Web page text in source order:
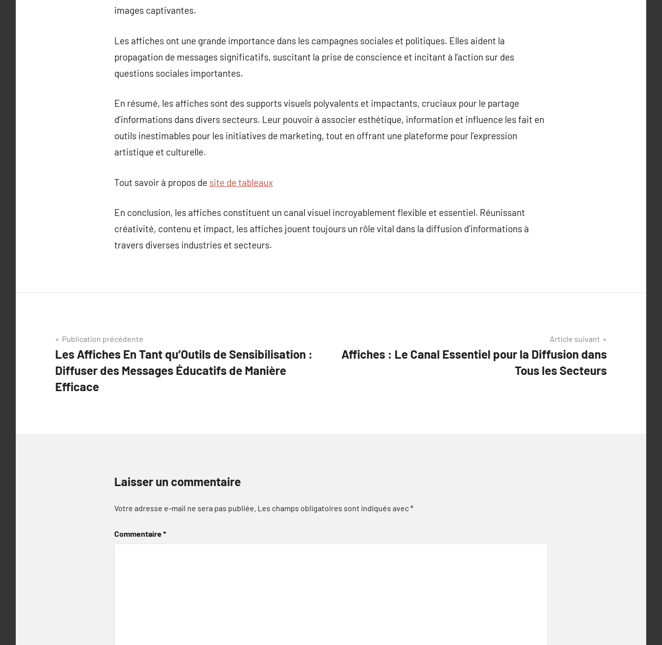
images captivantes.
Les affiches ont une grande importance dans les campagnes sociales et politiques. Elles aident la
propagation de messages significatifs, suscitant la prise de conscience et incitant à l’action sur des
questions sociales importantes.
En résumé, les affiches sont des supports visuels polyvalents et impactants, cruciaux pour le partage
d’informations dans divers secteurs. Leur pouvoir à associer esthétique, information et influence les fait en
outils inestimables pour les initiatives de marketing, tout en offrant une plateforme pour l’expression
artistique et culturelle.
Tout savoir à propos de site de tableaux
En conclusion, les affiches constituent un canal visuel incroyablement flexible et essentiel. Réunissant
créativité, contenu et impact, les affiches jouent toujours un rôle vital dans la diffusion d’informations à
travers diverses industries et secteurs.
Navigation
de
l’article
Publication précédente
Les Affiches En Tant qu’Outils de Sensibilisation :
Diffuser des Messages Éducatifs de Manière
Efficace
Article suivant
Affiches : Le Canal Essentiel pour la Diffusion dans
Tous les Secteurs
Laisser un commentaire
Votre adresse e-mail ne sera pas publiée. Les champs obligatoires sont indiqués avec*
Commentaire*